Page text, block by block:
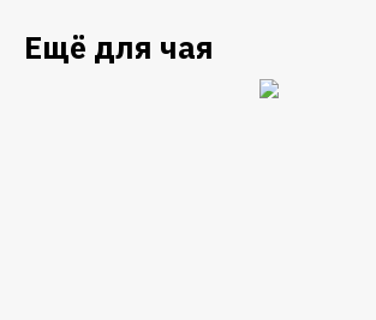
Ещё для чая